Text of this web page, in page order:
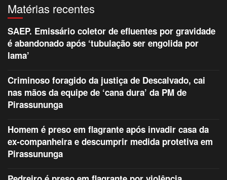
Matérias recentes
SAEP. Emissário coletor de efluentes por gravidade
é abandonado após ‘tubulação ser engolida por
lama’
Criminoso foragido da justiça de Descalvado, cai
nas mãos da equipe de ‘cana dura’ da PM de
Pirassununga
Homem é preso em flagrante após invadir casa da
ex-companheira e descumprir medida protetiva em
Pirassununga